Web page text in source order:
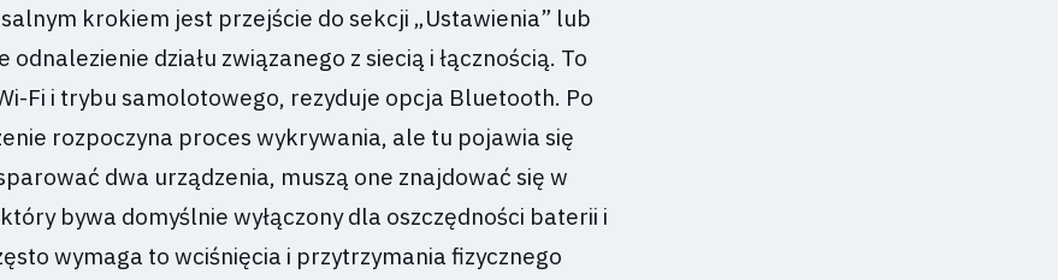
krokiem jest przejście do sekcji „Ustawienia” lub
odnalezienie działu związanego z siecią i łącznością. To
Fi i trybu samolotowego, rezyduje opcja Bluetooth. Po
rozpoczyna proces wykrywania, ale tu pojawia się
dwa urządzenia, muszą one znajdować się w
bywa domyślnie wyłączony dla oszczędności baterii i
wymaga to wciśnięcia i przytrzymania fizycznego